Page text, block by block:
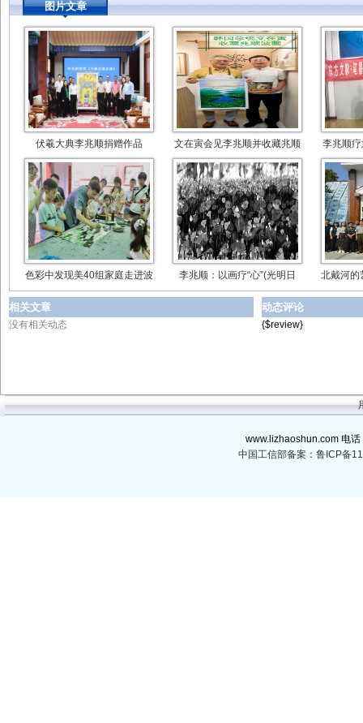
图片文章
伏羲大典李兆顺捐赠作品 文在寅会见李兆顺并收藏兆顺 李兆顺
色彩中发现美40组家庭走进波 李兆顺：以画疗“心”(光明日 北戴河的
相关文章
没有相关动态
动态评论
{$review}
www.lizhaoshun.com 电
中国工信部备案：鲁ICP备